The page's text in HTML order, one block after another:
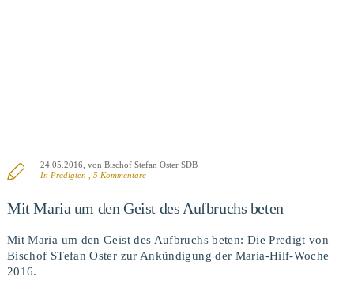
24.05.2016 , von Bischof Stefan Oster SDB
In Predigten , 5 Kommentare
Mit Maria um den Geist des Aufbruchs beten
Mit Maria um den Geist des Aufbruchs beten: Die Predigt von
Bischof STefan Oster zur Ankündigung der Maria-Hilf-Woche
2016.